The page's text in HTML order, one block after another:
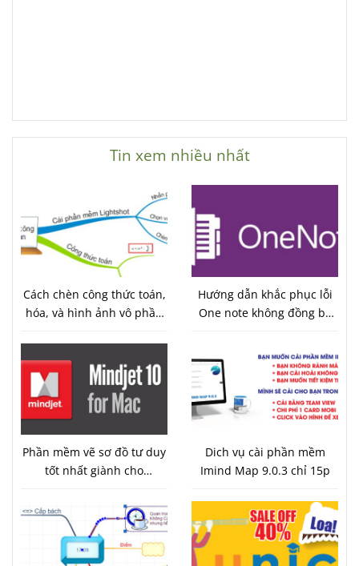
Tin xem nhiều nhất
Cách chèn công thức toán,
hóa, và hình ảnh vô phần
Hướng dẫn khắc phục lỗi
One note không đồng bộ
Phần mềm vẽ sơ đồ tư duy
tốt nhất giành cho
MindManager tương thích
với Imind Map
Dich vụ cài phần mềm
Imind Map 9.0.3 chỉ 15p